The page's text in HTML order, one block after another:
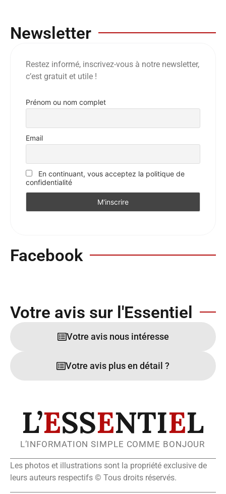
Newsletter
Restez informé, inscrivez-vous à notre newsletter,
c’est gratuit et utile !
Prénom ou nom complet
Email
En continuant, vous acceptez la politique de
confidentialité
Facebook
Votre avis sur l'Essentiel
Votre avis nous intéresse
Votre avis plus en détail ?
L’ESSENTIEL
L’INFORMATION SIMPLE COMME BONJOUR
Les photos et illustrations sont la propriété exclusive de
leurs auteurs respectifs © Tous droits réservés.